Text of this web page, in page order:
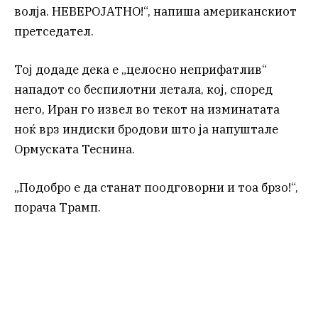
волја. НЕВЕРОЈАТНО!“, напиша американскиот
претседател.
Тој додаде дека е „целосно неприфатлив“
нападот со беспилотни летала, кој, според
него, Иран го извел во текот на изминатата
ноќ врз индиски бродови што ја напуштале
Ормуската Теснина.
„Подобро е да станат поодговорни и тоа брзо!“,
порача Трамп.